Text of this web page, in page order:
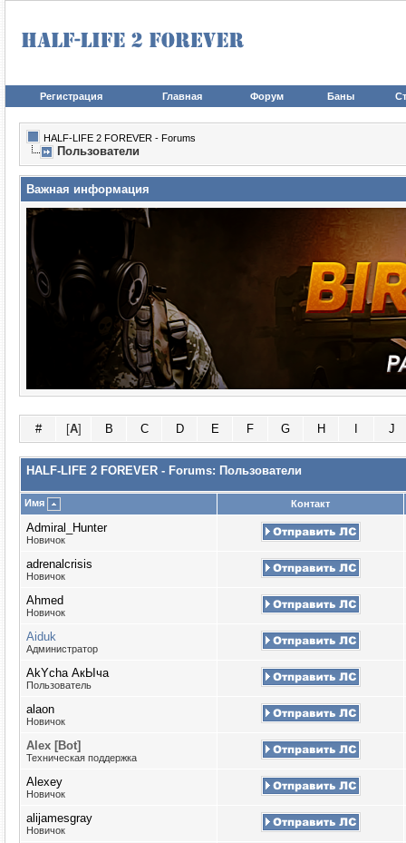
Регистрация Главная Форум Баны
HALF-LIFE 2 FOREVER - Forums
Пользователи
Важная информация
# [A] B C D E F G H J
HALF-LIFE 2 FOREVER - Forums: Пользователи
Имя Контакт
Admiral_Hunter
Новичок
adrenalcrisis
Новичок
Ahmed
Новичок
Aiduk
Администратор
AkYcha АкЫча
Пользователь
alaon
Новичок
Alex [Bot]
Техническая поддержка
Alexey
Новичок
alijamesgray
Новичок